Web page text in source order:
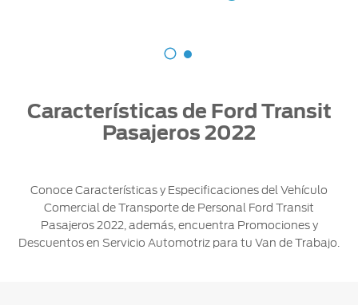
Características de Ford Transit
Pasajeros 2022
Conoce Características y Especificaciones del Vehículo
Comercial de Transporte de Personal Ford Transit
Pasajeros 2022, además, encuentra Promociones y
Descuentos en Servicio Automotriz para tu Van de Trabajo.